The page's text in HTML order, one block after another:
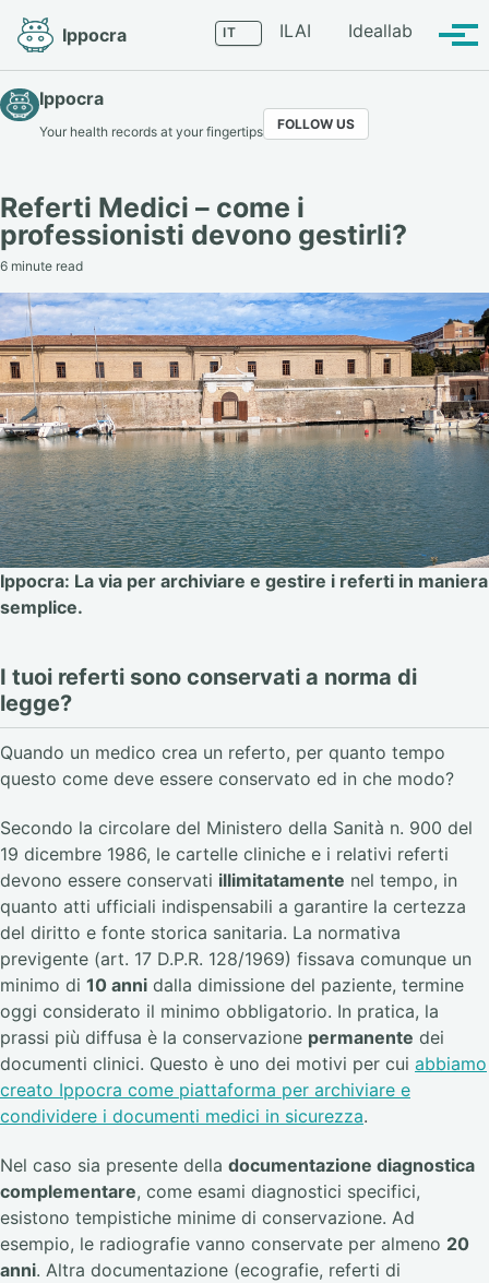
Skip
primary
navigation
Skip
content
Skip
footer
Ippocra LanguageILAI Ideallab
Ippocra
Your health records at your fingertips FOLLOW US
Referti Medici – come i
professionisti devono gestirli?
6 minute read
Ippocra: La via per archiviare e gestire i referti in maniera
semplice.
I tuoi referti sono conservati a norma di
legge?
Quando un medico crea un referto, per quanto tempo
questo come deve essere conservato ed in che modo?
Secondo la circolare del Ministero della Sanità n. 900 del
19 dicembre 1986, le cartelle cliniche e i relativi referti
devono essere conservati illimitatamente nel tempo, in
quanto atti ufficiali indispensabili a garantire la certezza
del diritto e fonte storica sanitaria. La normativa
previgente (art. 17 D.P.R. 128/1969) fissava comunque un
minimo di 10 anni dalla dimissione del paziente, termine
oggi considerato il minimo obbligatorio. In pratica, la
prassi più diffusa è la conservazione permanente dei
documenti clinici. Questo è uno dei motivi per cui abbiamo
creato Ippocra come piattaforma per archiviare e
condividere i documenti medici in sicurezza.
Nel caso sia presente della documentazione diagnostica
complementare, come esami diagnostici specifici,
esistono tempistiche minime di conservazione. Ad
esempio, le radiografie vanno conservate per almeno 20
anni. Altra documentazione (ecografie, referti di